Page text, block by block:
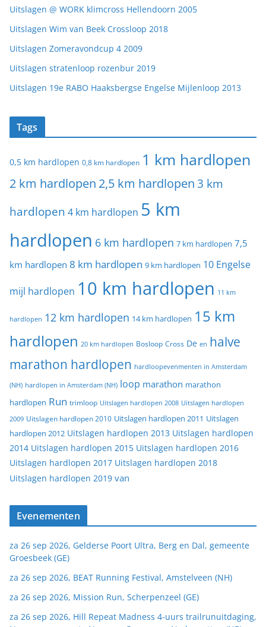
Uitslagen @ WORK klimcross Hellendoorn 2005
Uitslagen Wim van Beek Crossloop 2018
Uitslagen Zomeravondcup 4 2009
Uitslagen stratenloop rozenbur 2019
Uitslagen 19e RABO Haaksbergse Engelse Mijlenloop 2013
Tags
0,5 km hardlopen 0,8 km hardlopen 1 km hardlopen
2 km hardlopen 2,5 km hardlopen 3 km
hardlopen 4 km hardlopen 5 km
hardlopen 6 km hardlopen 7 km hardlopen 7,5
km hardlopen 8 km hardlopen 9 km hardlopen 10 Engelse
mijl hardlopen 10 km hardlopen 11 km
hardlopen 12 km hardlopen 14 km hardlopen 15 km
hardlopen 20 km hardlopen Bosloop Cross De en halve
marathon hardlopen hardloopevenmenten in Amsterdam
(NH) hardlopen in Amsterdam (NH) loop marathon marathon
hardlopen Run trimloop Uitslagen hardlopen 2008 Uitslagen hardlopen
2009 Uitslagen hardlopen 2010 Uitslagen hardlopen 2011 Uitslagen
hardlopen 2012 Uitslagen hardlopen 2013 Uitslagen hardlopen
2014 Uitslagen hardlopen 2015 Uitslagen hardlopen 2016
Uitslagen hardlopen 2017 Uitslagen hardlopen 2018
Uitslagen hardlopen 2019 van
Evenementen
za 26 sep 2026, Gelderse Poort Ultra, Berg en Dal, gemeente
Groesbeek (GE)
za 26 sep 2026, BEAT Running Festival, Amstelveen (NH)
za 26 sep 2026, Mission Run, Scherpenzeel (GE)
za 26 sep 2026, Hill Repeat Madness 4-uurs trailrunuitdaging,